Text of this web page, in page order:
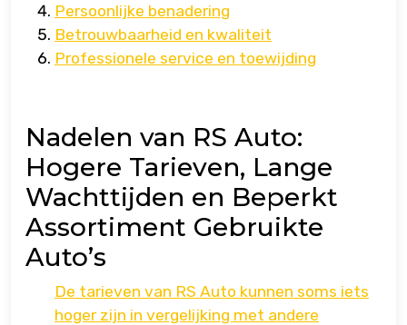
Persoonlijke benadering
Betrouwbaarheid en kwaliteit
Professionele service en toewijding
Nadelen van RS Auto:
Hogere Tarieven, Lange
Wachttijden en Beperkt
Assortiment Gebruikte
Auto’s
De tarieven van RS Auto kunnen soms iets
hoger zijn in vergelijking met andere